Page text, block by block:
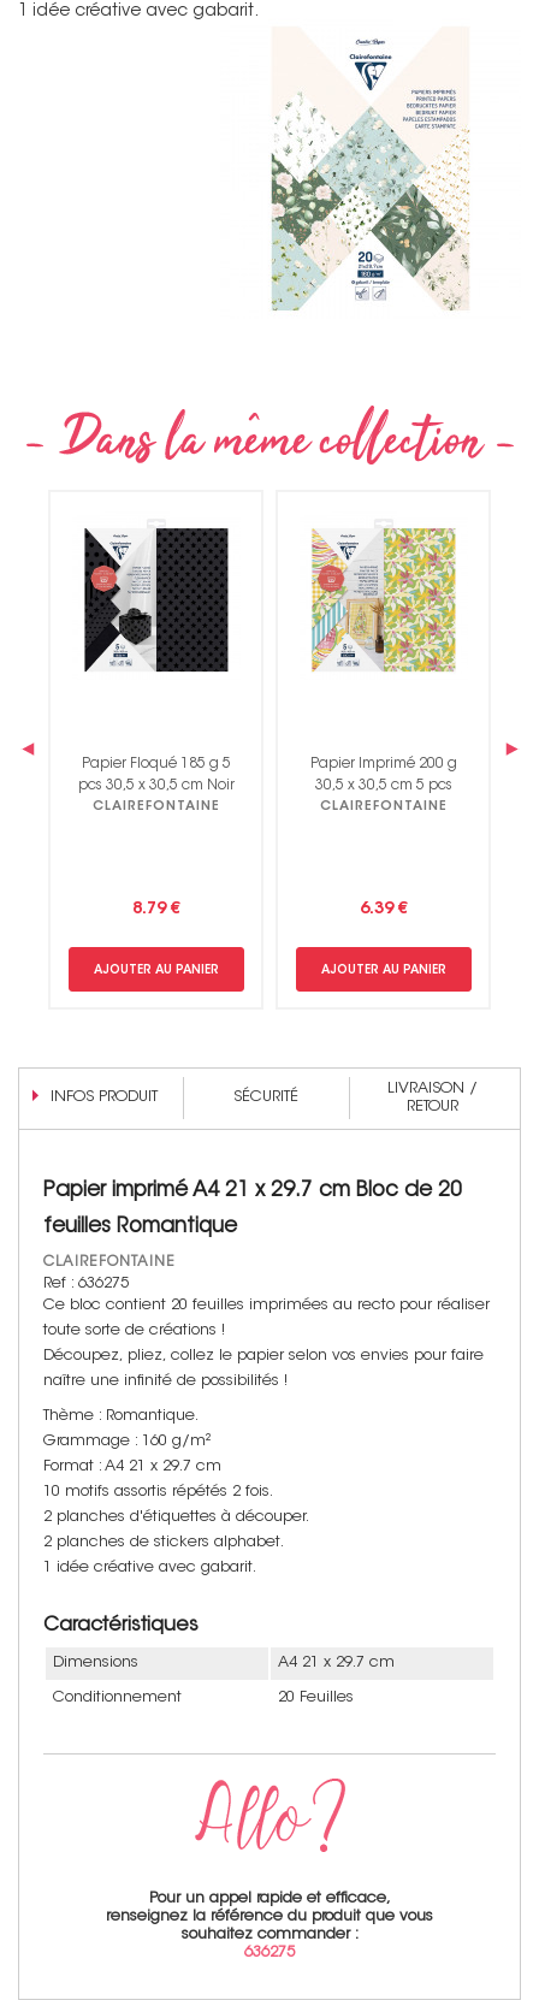
1 idée créative avec gabarit.
Papier Floqué 185 g 5
pcs 30,5 x 30,5 cm Noir
CLAIREFONTAINE
8.79 €
AJOUTER AU PANIER
Papier Imprimé 200 g
30,5 x 30,5 cm 5 pcs
CLAIREFONTAINE
6.39 €
AJOUTER AU PANIER
‹ ›
INFOS PRODUIT SÉCURITÉ
LIVRAISON /
RETOUR
Papier imprimé A4 21 x 29.7 cm Bloc de 20
feuilles Romantique
CLAIREFONTAINE
Ref : 636275
Ce bloc contient 20 feuilles imprimées au recto pour réaliser
toute sorte de créations !
Découpez, pliez, collez le papier selon vos envies pour faire
naître une infinité de possibilités !
Thème : Romantique.
Grammage : 160 g/m²
Format : A4 21 x 29.7 cm
10 motifs assortis répétés 2 fois.
2 planches d'étiquettes à découper.
2 planches de stickers alphabet.
1 idée créative avec gabarit.
Caractéristiques
Dimensions A4 21 x 29.7 cm
Conditionnement 20 Feuilles
Pour un appel rapide et efficace,
renseignez la référence du produit que vous
souhaitez commander :
636275
Non merci !